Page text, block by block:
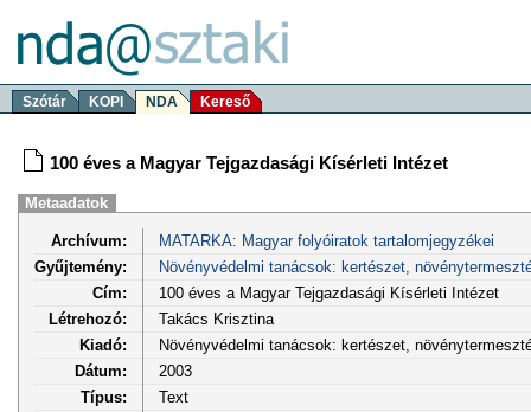
Szótár KOPI NDA Kereső
100 éves a Magyar Tejgazdasági Kísérleti Intézet
Metaadatok
Archívum:
MATARKA: Magyar folyóiratok tartalomjegyzékei
Gyűjtemény:
Növényvédelmi tanácsok: kertészet,
Cím:
100 éves a Magyar Tejgazdasági Kísérleti Intézet
Létrehozó:
Takács Krisztina
Kiadó:
Növényvédelmi tanácsok: kertészet,
Dátum:
2003
Típus:
Text